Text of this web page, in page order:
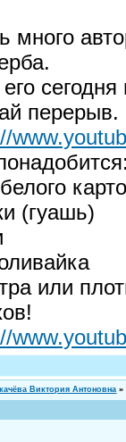
много
сегодня
перерыв.
(гуашь)
или
Виктория Антоновна »